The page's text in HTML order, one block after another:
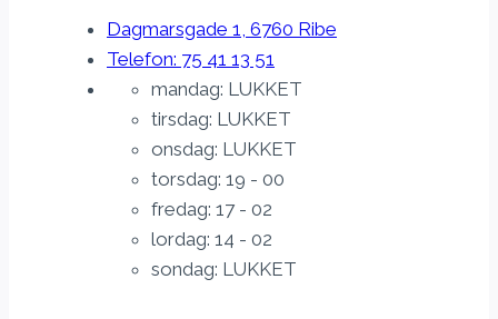
Dagmarsgade 1, 6760 Ribe
Telefon: 75 41 13 51
mandag: LUKKET
tirsdag: LUKKET
onsdag: LUKKET
torsdag: 19 - 00
fredag: 17 - 02
lordag: 14 - 02
sondag: LUKKET